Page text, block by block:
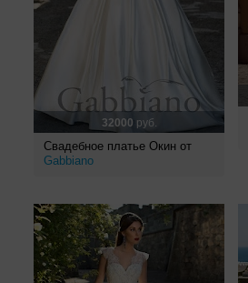
32000 руб.
Свадебное платье Окин от
Gabbiano